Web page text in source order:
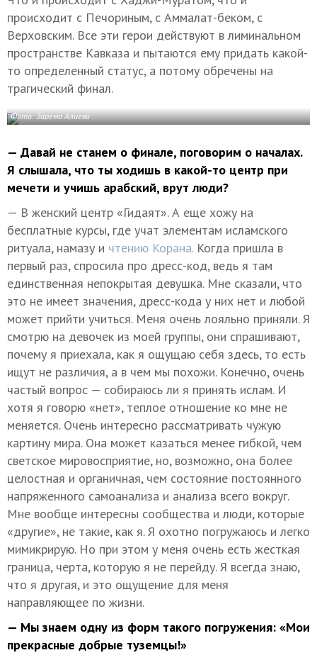
происходит с Печориным, с Аммалат-беком, с
Верховским. Все эти герои действуют в лиминальном
пространстве Кавказа и пытаются ему придать какой-
то определенный статус, а потому обречены на
трагический финал.
Фото: Зарема Алиева
— Давай не станем о финале, поговорим о началах.
Я слышала, что ты ходишь в какой-то центр при
мечети и учишь арабский, врут люди?
— В женский центр «Гидаят». А еще хожу на
бесплатные курсы, где учат элементам исламского
ритуала, намазу и чтению Корана. Когда пришла в
первый раз, спросила про дресс-код, ведь я там
единственная непокрытая девушка. Мне сказали, что
это не имеет значения, дресс-кода у них нет и любой
может прийти учиться. Меня очень лояльно приняли. Я
смотрю на девочек из моей группы, они спрашивают,
почему я приехала, как я ощущаю себя здесь, то есть
ищут не различия, а в чем мы похожи. Конечно, очень
частый вопрос — собираюсь ли я принять ислам. И
хотя я говорю «нет», теплое отношение ко мне не
меняется. Очень интересно рассматривать чужую
картину мира. Она может казаться менее гибкой, чем
светское мировосприятие, но, возможно, она более
целостная и органичная, чем состояние постоянного
напряженного самоанализа и анализа всего вокруг.
Мне вообще интересны сообщества и люди, которые
«другие», не такие, как я. Я охотно погружаюсь и легко
мимикрирую. Но при этом у меня очень есть жесткая
граница, черта, которую я не перейду. Я всегда знаю,
что я другая, и это ощущение для меня
направляющее по жизни.
— Мы знаем одну из форм такого погружения: «Мои
прекрасные добрые туземцы!»